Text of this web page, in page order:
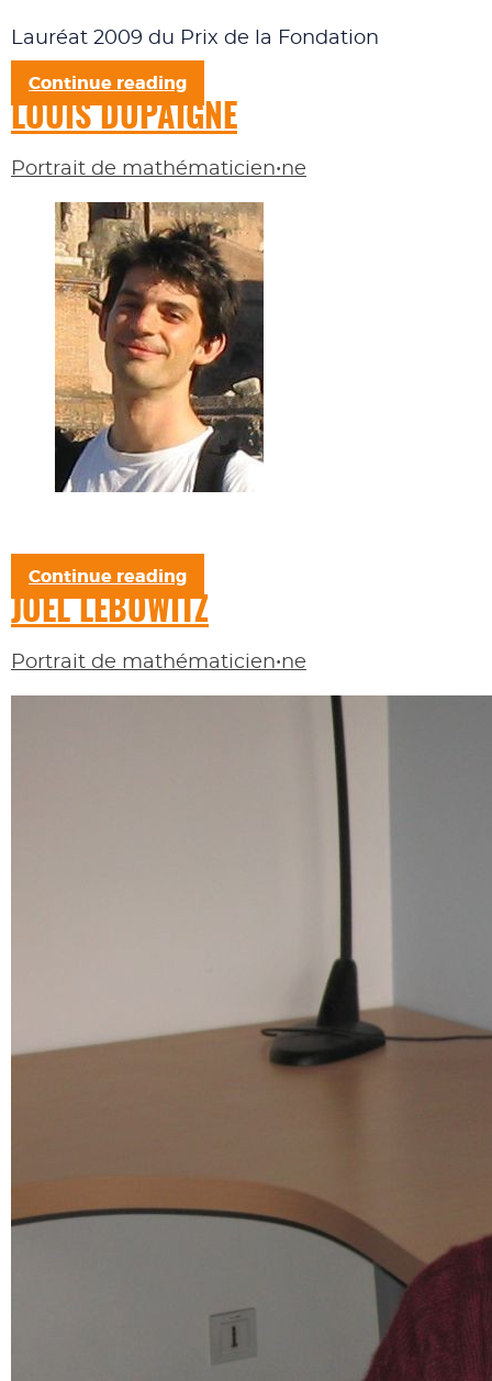
Lauréat 2009 du Prix de la Fondation
Continue reading
LOUIS DUPAIGNE
Portrait de mathématicien•ne
Continue reading
JOEL LEBOWITZ
Portrait de mathématicien•ne